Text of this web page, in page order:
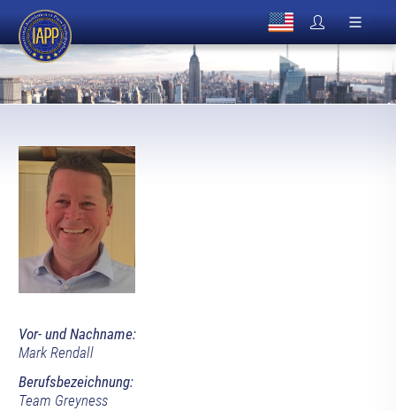
Vor- und Nachname:
Mark Rendall
Berufsbezeichnung:
Team Greyness